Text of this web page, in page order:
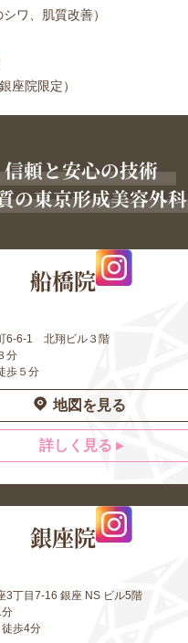
ワ、肌質改善）
座院限定）
信頼と安心の技術
の東京形成美容外科
船橋院
6-6-1 北翔ビル３階
分
歩５分
地図を見る
詳しく見る ▸
銀座院
3丁目7-16 銀座 NS ビル5階
歩4分